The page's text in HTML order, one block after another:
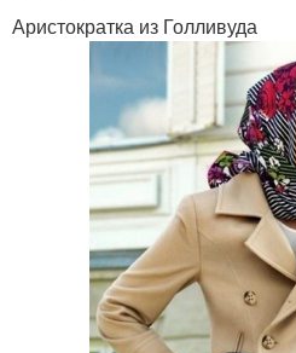
Аристократка из Голливуда